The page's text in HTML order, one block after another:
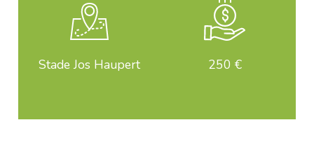
Stade Jos Haupert 250 €